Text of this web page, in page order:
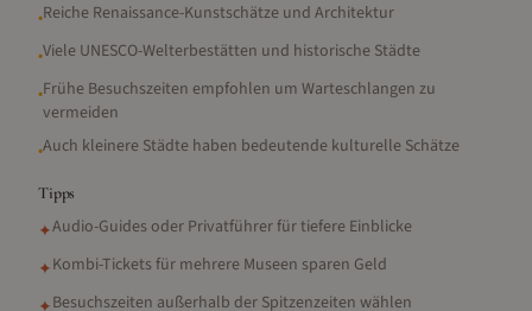
•Reiche Renaissance-Kunstschätze und Architektur
•Viele UNESCO-Welterbestätten und historische Städte
•Frühe Besuchszeiten empfohlen um Warteschlangen zu
vermeiden
•Auch kleinere Städte haben bedeutende kulturelle Schätze
Tipps
✦Audio-Guides oder Privatführer für tiefere Einblicke
✦Kombi-Tickets für mehrere Museen sparen Geld
Besuchszeiten außerhalb der Spitzenzeiten wählen